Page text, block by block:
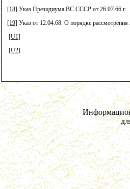
[18] Указ Президиума ВС СССР от 26.07.66 г.
[19] Указ от 12.04.68. О порядке рассмотрения
[U1]
[U2]